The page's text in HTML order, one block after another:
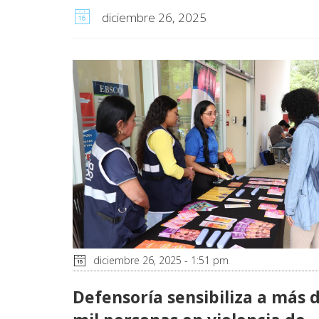
diciembre 26, 2025
diciembre 26, 2025 - 1:51 pm
Defensoría sensibiliza a más